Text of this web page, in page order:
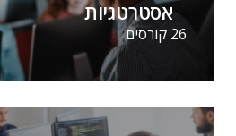
אסטרטגיות
26 קורסים